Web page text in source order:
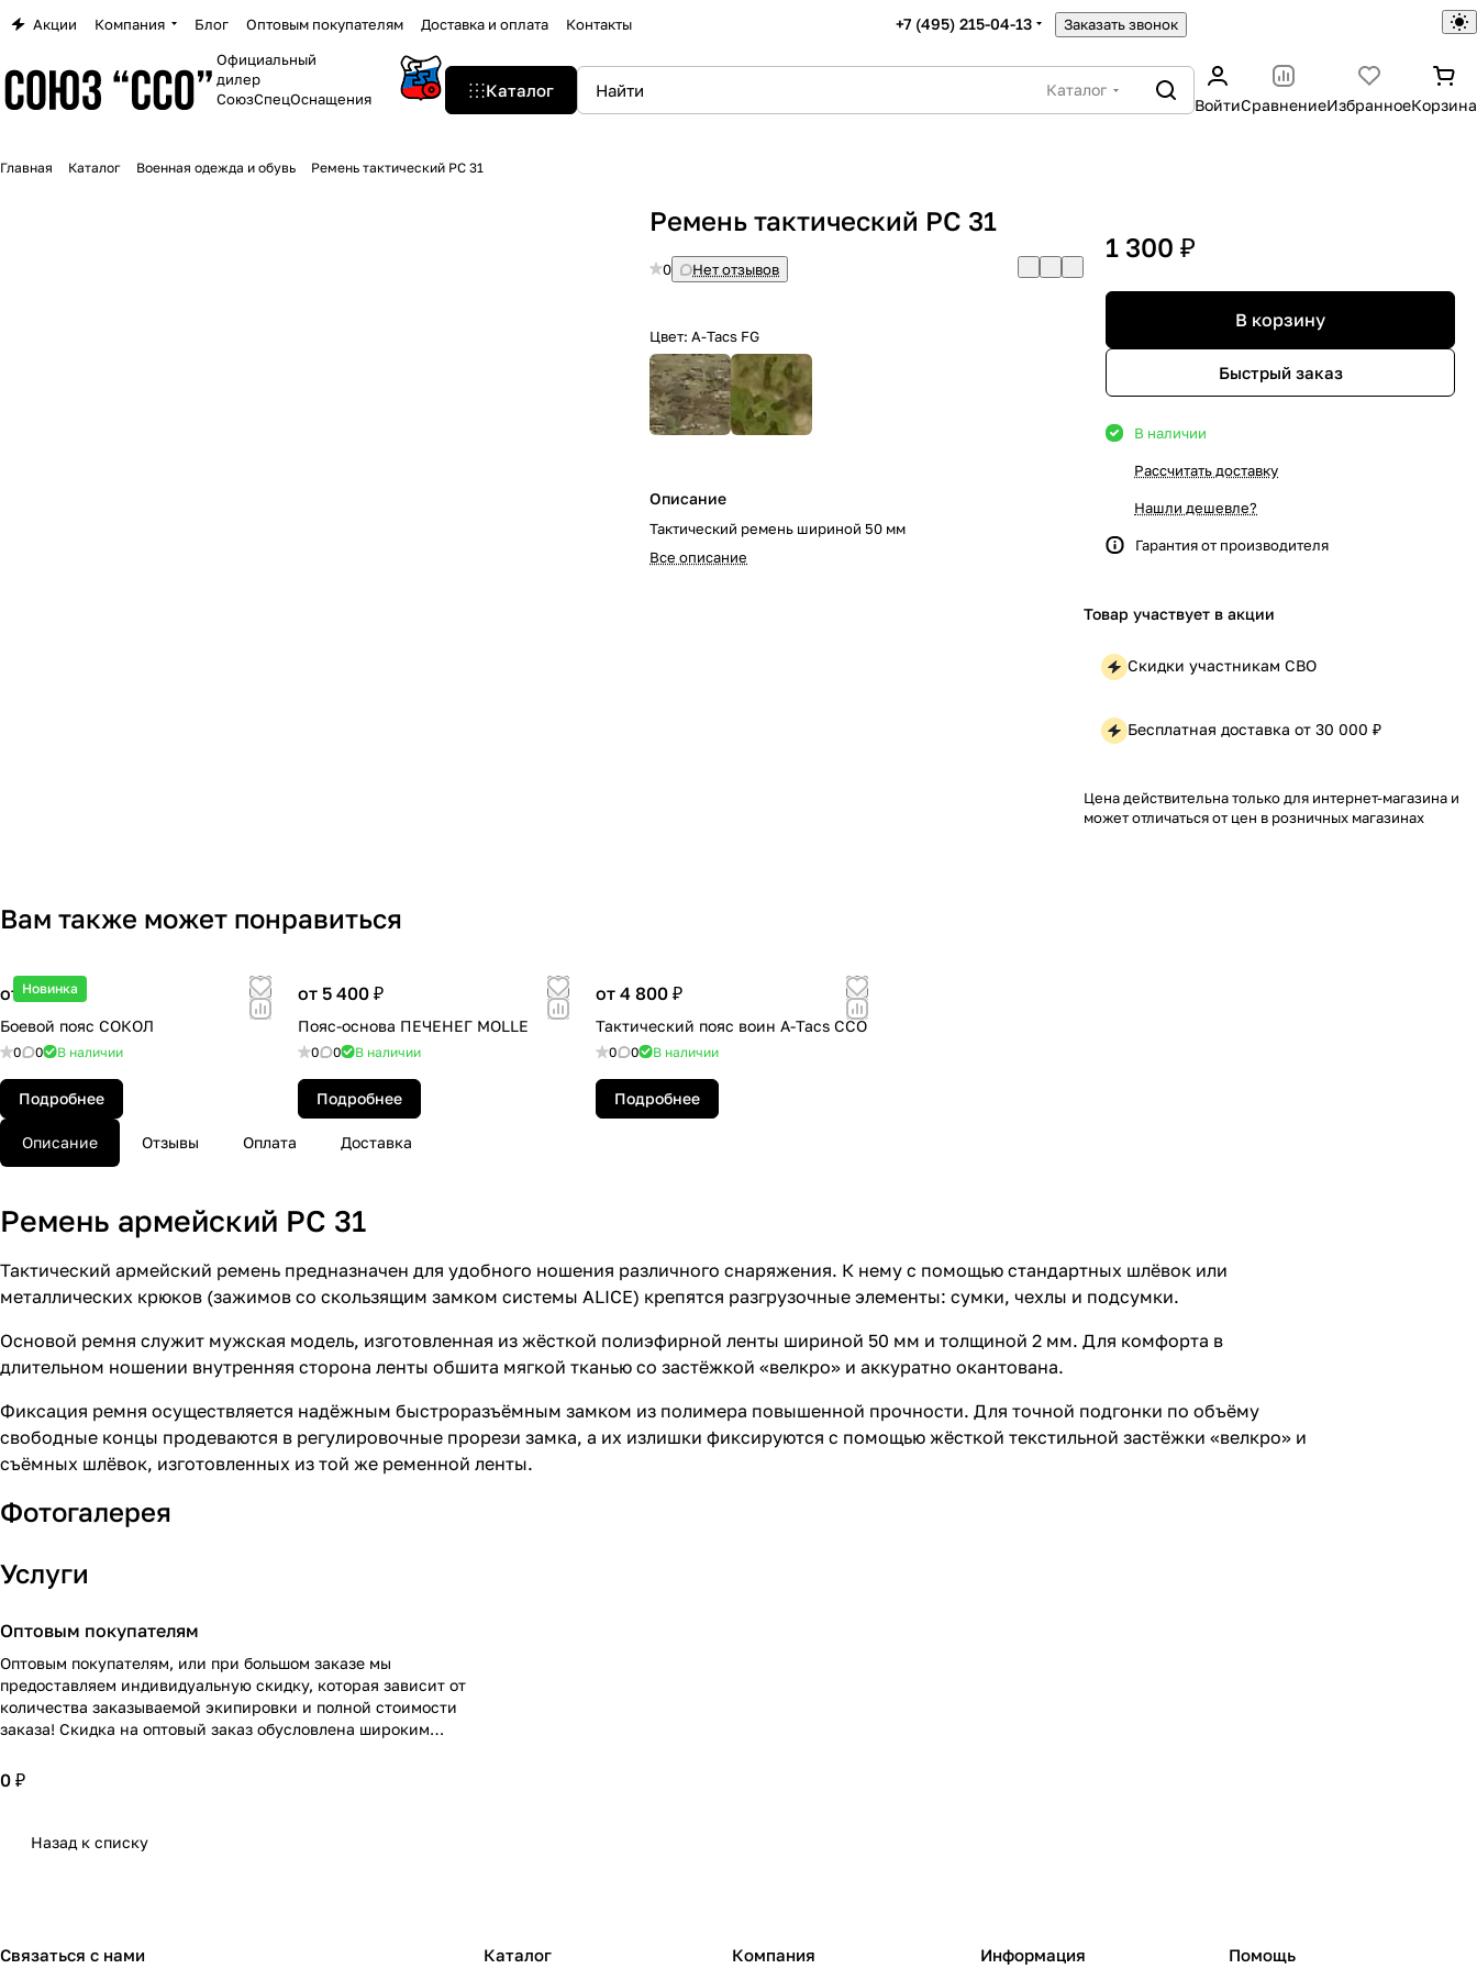
Акции Компания Блог Оптовым покупателям Доставка и оплата Контакты +7 (495) 215-04-13
Заказать звонок
Официальный
дилер
СоюзСпецОснащения
Каталог
Каталог
ВойтиСравнениеИзбранноеКорзина
Главная Каталог Военная одежда и обувь Ремень тактический РС 31
Ремень тактический РС 31
0 Нет отзывов
Цвет:A-Tacs FG
Описание
Тактический ремень шириной 50 мм
Все описание
1 300 ₽
В корзину
Быстрый заказ
В наличии
Рассчитать доставку
Нашли дешевле?
Гарантия от производителя
Товар участвует в акции
Скидки участникам СВО
Бесплатная доставка от 30 000 ₽
Цена действительна только для интернет-магазина и
может отличаться от цен в розничных магазинах
Вам также может понравиться
Новинка
от 5 900 ₽
Боевой пояс СОКОЛ
0 0 В наличии
Подробнее
от 5 400 ₽
Пояс-основа ПЕЧЕНЕГ MOLLE
0 0 В наличии
Подробнее
от 4 800 ₽
Тактический пояс воин A-Tacs CCO
0 0 В наличии
Подробнее
Описание Отзывы Оплата Доставка
Ремень армейский РС 31
Тактический армейский ремень предназначен для удобного ношения различного снаряжения. К нему с помощью стандартных шлёвок или
металлических крюков (зажимов со скользящим замком системы ALICE) крепятся разгрузочные элементы: сумки, чехлы и подсумки.
Основой ремня служит мужская модель, изготовленная из жёсткой полиэфирной ленты шириной 50 мм и толщиной 2 мм. Для комфорта в
длительном ношении внутренняя сторона ленты обшита мягкой тканью со застёжкой «велкро» и аккуратно окантована.
Фиксация ремня осуществляется надёжным быстроразъёмным замком из полимера повышенной прочности. Для точной подгонки по объёму
свободные концы продеваются в регулировочные прорези замка, а их излишки фиксируются с помощью жёсткой текстильной застёжки «велкро» и
съёмных шлёвок, изготовленных из той же ременной ленты.
Фотогалерея
Услуги
Оптовым покупателям
Оптовым покупателям, или при большом заказе мы
предоставляем индивидуальную скидку, которая зависит от
количества заказываемой экипировки и полной стоимости
заказа! Скидка на оптовый заказ обусловлена широким
менеджер по Вашему заказу!
0 ₽
Назад к списку
Связаться с нами Каталог Компания Информация Помощь